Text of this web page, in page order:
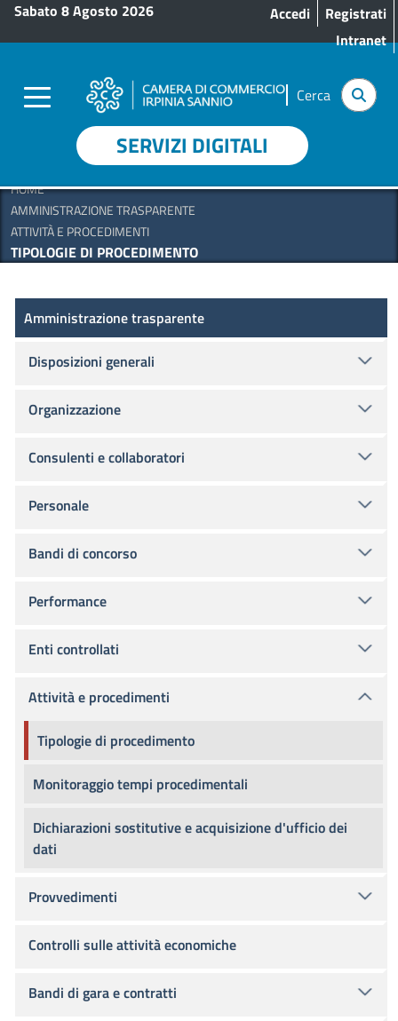
Salta al contenuto principale
Sabato 8 Agosto 2026 Menu profilo utente
Accedi
Registrati
Intranet
Cerca
SERVIZI DIGITALI
HOME
AMMINISTRAZIONE TRASPARENTE
ATTIVITÀ E PROCEDIMENTI
TIPOLOGIE DI PROCEDIMENTO
Amministrazione Trasparente
Amministrazione trasparente
Disposizioni generali
Organizzazione
Consulenti e collaboratori
Personale
Bandi di concorso
Performance
Enti controllati
Attività e procedimenti
Tipologie di procedimento
Monitoraggio tempi procedimentali
Dichiarazioni sostitutive e acquisizione d'ufficio dei
dati
Provvedimenti
Controlli sulle attività economiche
Bandi di gara e contratti